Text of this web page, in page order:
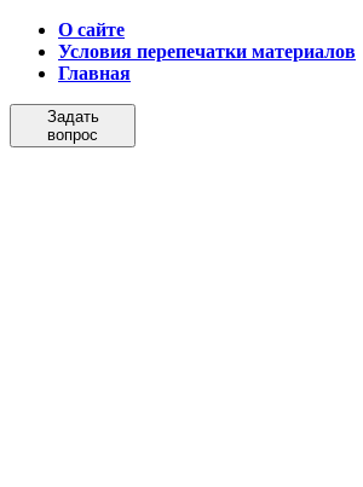
О сайте
Условия перепечатки материалов
Главная
Задать
вопрос